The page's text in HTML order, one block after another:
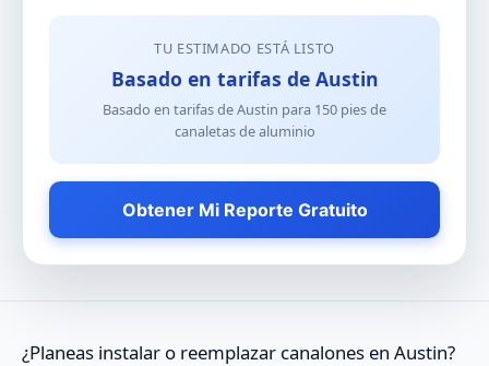
TU ESTIMADO ESTÁ LISTO
Basado en tarifas de Austin
Basado en tarifas de Austin para 150 pies de
canaletas de aluminio
Obtener Mi Reporte Gratuito
¿Planeas instalar o reemplazar canalones en Austin?